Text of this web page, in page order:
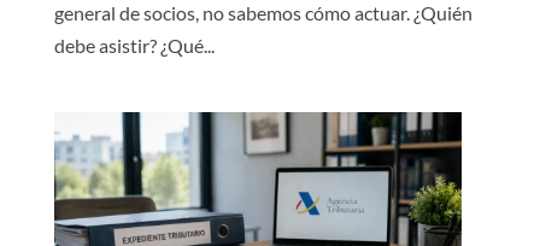
general de socios, no sabemos cómo actuar. ¿Quién
debe asistir? ¿Qué...